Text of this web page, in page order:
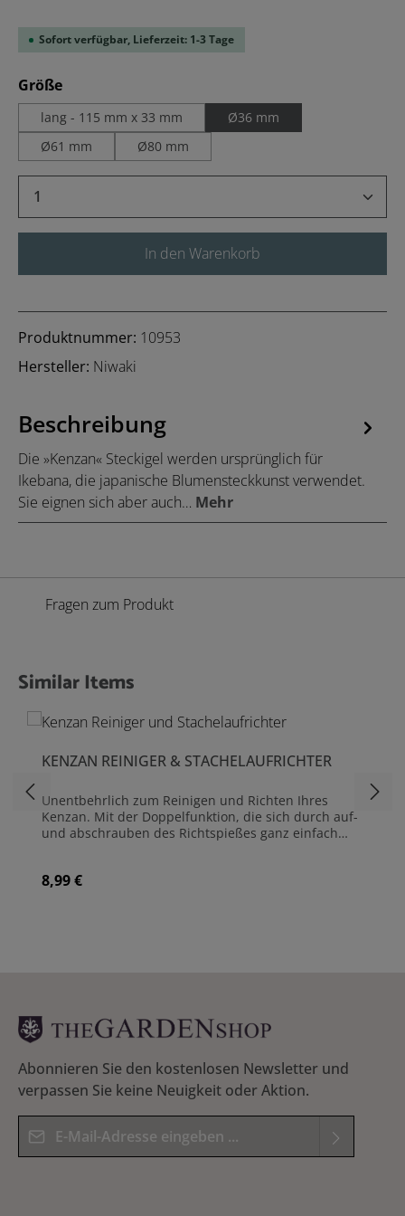
Sofort verfügbar, Lieferzeit: 1-3 Tage
Größeauswählen
lang - 115 mm x 33 mm
Ø36 mm
Ø61 mm
Ø80 mm
Produkt Anzahl: Gib den gewünschten
In den Warenkorb
Produktnummer: 10953
Hersteller: Niwaki
Beschreibung
Die »Kenzan« Steckigel werden ursprünglich für
Ikebana, die japanische Blumensteckkunst verwendet.
Sie eignen sich aber auch… Mehr
Fragen zum Produkt
Produktgalerie überspringen
Similar Items
KENZAN REINIGER & STACHELAUFRICHTER
Unentbehrlich zum Reinigen und Richten Ihres
Kenzan. Mit der Doppelfunktion, die sich durch auf-
und abschrauben des Richtspießes ganz einfach
richten. Inklusive einer kleinen japanischen Glocke.
Regulärer Preis:
8,99 €
Abonnieren Sie den kostenlosen Newsletter und
verpassen Sie keine Neuigkeit oder Aktion.
E-Mail-Adresse*